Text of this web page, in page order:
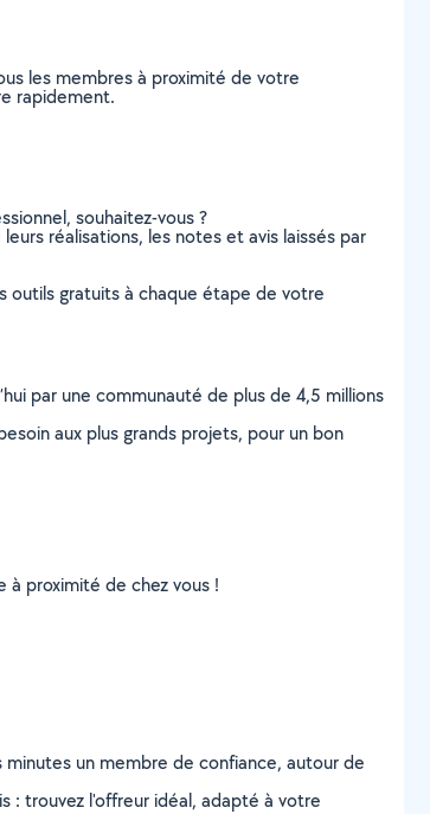
les membres à proximité de votre
rapidement.
souhaitez-vous ?
réalisations, les notes et avis laissés par
outils gratuits à chaque étape de votre
par une communauté de plus de 4,5 millions
aux plus grands projets, pour un bon
à proximité de chez vous !
un membre de confiance, autour de
: trouvez l'offreur idéal, adapté à votre